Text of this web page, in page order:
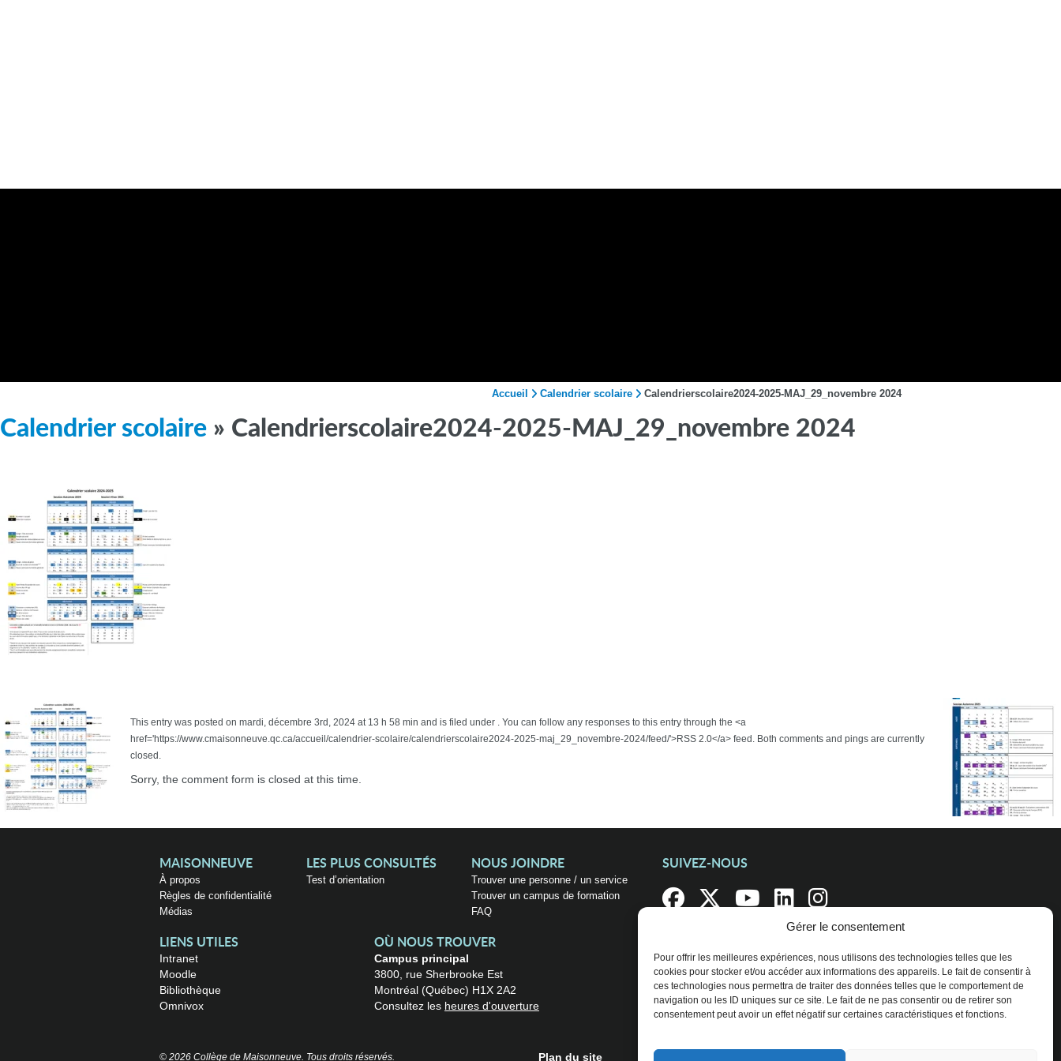
Gérer le consentement
Pour offrir les meilleures expériences, nous utilisons des technologies telles que les
cookies pour stocker et/ou accéder aux informations des appareils. Le fait de consentir à
ces technologies nous permettra de traiter des données telles que le comportement de
navigation ou les ID uniques sur ce site. Le fait de ne pas consentir ou de retirer son
consentement peut avoir un effet négatif sur certaines caractéristiques et fonctions.
Accueil Calendrier scolaire Calendrierscolaire2024-2025-MAJ_29_novembre 2024
Calendrier scolaire » Calendrierscolaire2024-2025-MAJ_29_novembre 2024
This entry was posted on mardi, décembre 3rd, 2024 at 13 h 58 min and is filed under . You can follow any responses to this entry through the <a
href='https://www.cmaisonneuve.qc.ca/accueil/calendrier-scolaire/calendrierscolaire2024-2025-maj_29_novembre-2024/feed/'>RSS 2.0</a> feed. Both comments and pings are currently
closed.
Sorry, the comment form is closed at this time.
MAISONNEUVE
À propos
Règles de confidentialité
Médias
LES PLUS CONSULTÉS
Test d’orientation
NOUS JOINDRE
Trouver une personne / un service
Trouver un campus de formation
FAQ
SUIVEZ-NOUS
LIENS UTILES
Intranet
Moodle
Bibliothèque
Omnivox
OÙ NOUS TROUVER
Campus principal
3800, rue Sherbrooke Est
Montréal (Québec) H1X 2A2
Consultez les heures d'ouverture
© 2026 Collège de Maisonneuve. Tous droits réservés. Plan du site